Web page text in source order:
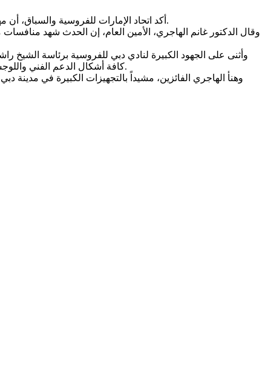
أكد اتحاد الإمارات للفروسية والسباق، أن مهرجان سمو ولي عهد دبي للقدرة في نسخته الـ18، حقق نجاحاً كبيراً على كافة المستويات الفنية والتنظيمية، بمشاركة 607 فرسان وفارسات.
وقال الدكتور غانم الهاجري، الأمين العام، إن الحدث شهد
وأثنى على الجهود الكبيرة لنادي دبي للفروسية برئاسة الشيخ
كافة أشكال الدعم الفني واللوجستي، وتوفير جميع المتطلبات التي تسهم في المحافظة على ريادة الإمارات في بطولات الفروسية بشكل عام، ورياضة القدرة على نحو خاص.